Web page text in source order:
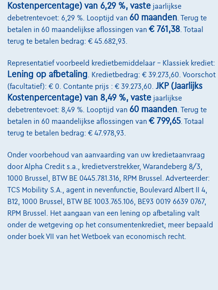
Kostenpercentage) van 6,29 %, vaste jaarlijkse
debetrentevoet: 6,29 %. Looptijd van 60 maanden . Terug te
betalen in 60 maandelijkse aflossingen van € 761,38 . Totaal
terug te betalen bedrag: € 45.682,93.
Representatief voorbeeld kredietbemiddelaar – Klassiek krediet:
Lening op afbetaling . Kredietbedrag: € 39.273,60. Voorschot
(facultatief): € 0. Contante prijs : € 39.273,60. JKP (Jaarlijks
Kostenpercentage) van 8,49 %, vaste jaarlijkse
debetrentevoet: 8,49 %. Looptijd van 60 maanden . Terug te
betalen in 60 maandelijkse aflossingen van € 799,65. Totaal
terug te betalen bedrag: € 47.978,93.
Onder voorbehoud van aanvaarding van uw kredietaanvraag
door Alpha Credit s.a., kredietverstrekker, Warandeberg 8/3,
1000 Brussel, BTW BE 0445.781.316, RPM Brussel. Adverteerder:
TCS Mobility S.A., agent in nevenfunctie, Boulevard Albert II 4,
B12, 1000 Brussel, BTW BE 1003.765.106, BE93 0019 6639 0767,
RPM Brussel. Het aangaan van een lening op afbetaling valt
onder de wetgeving op het consumentenkrediet, meer bepaald
onder boek VII van het Wetboek van economisch recht.
Word klant
Wie zijn we
Kwaliteitscharter
Onze dealers
Onze partners
Onze team
Contact
@2024 TCS Mobility SA/NV Copyright
Algemene Voorwaarden
Bijstandsvoorwaarden
Privacyverklaring
Cookiebeleid